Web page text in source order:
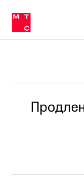
связь
Сервисы и подписки
30% на связь
кабинеты
и
в МТС
Услуги